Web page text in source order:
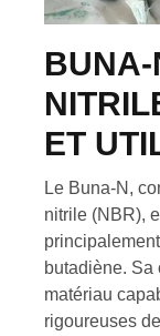
BUNA-
ET
Le Buna-N,
nitrile (NBR),
butadiène. Sa
matériau
rigoureuses